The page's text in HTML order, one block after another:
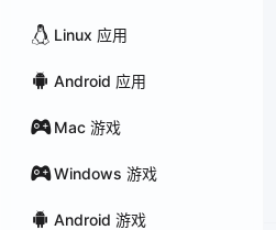
Linux 应用
Android 应用
Mac 游戏
Windows 游戏
Android 游戏